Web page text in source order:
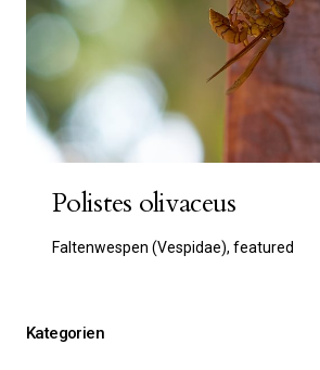
Polistes olivaceus
Faltenwespen (Vespidae), featured
Kategorien